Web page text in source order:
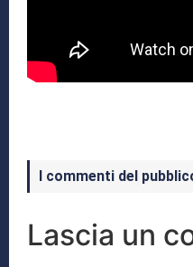
I commenti del
Lascia un